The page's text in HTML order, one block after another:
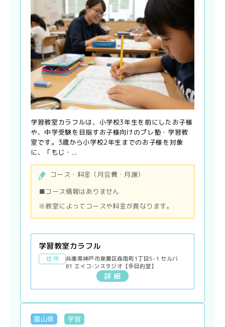
学習教室カラフルは、小学校3年生を前にしたお子様
や、中学受験を目指すお子様向けのプレ塾・学習教
室です。3歳から小学校2年生までのお子様を対象
に、「もじ・...
コース・料金（月会費・月謝）
■コース情報はありません
※教室によってコースや料金が異なります。
学習教室カラフル
住 所
兵庫県神戸市東灘区森南町1丁目5-1 セルバ
B1 エイコ-ンスタジオ【多目的室】
詳 細
富山県 学習